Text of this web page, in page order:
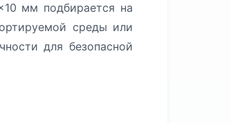
мм подбирается на
среды или
для безопасной